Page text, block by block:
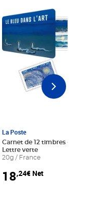
au panier
La Poste
Carnet de 12 timbres - Le
Lettre verte
20g / France
18,24€ Net